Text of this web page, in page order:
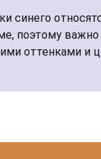
синего
поэтому
оттенками и